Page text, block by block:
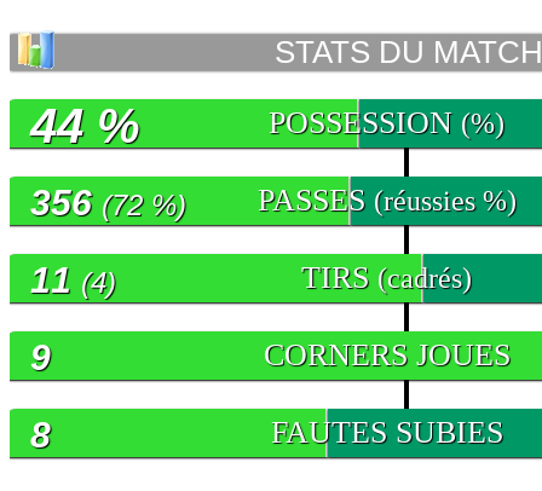
STATS DU MATCH
POSSESSION (%)
44 %
PASSES (réussies %)
356 (72 %)
TIRS (cadrés)
11 (4)
CORNERS JOUES
9
FAUTES SUBIES
8